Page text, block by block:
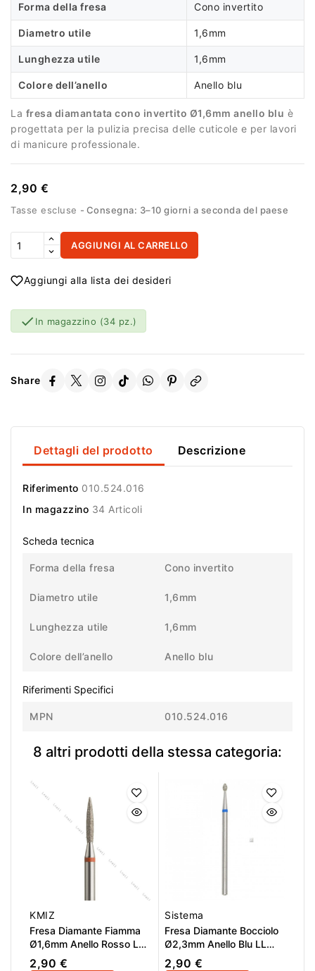
Forma della fresa Cono invertito
Diametro utile 1,6mm
Lunghezza utile 1,6mm
Colore dell’anello Anello blu
La fresa diamantata cono invertito Ø1,6mm anello blu è
progettata per la pulizia precisa delle cuticole e per lavori
di manicure professionale.
2,90 €
Tasse escluse Consegna: 3–10 giorni a seconda del paese
AGGIUNGI AL CARRELLO
Aggiungi alla lista dei desideri
 In magazzino (34 pz.)
Share
Dettagli del prodotto Descrizione
Riferimento 010.524.016
In magazzino 34 Articoli
Scheda tecnica
Forma della fresa Cono invertito
Diametro utile 1,6mm
Lunghezza utile 1,6mm
Colore dell’anello Anello blu
Riferimenti Specifici
MPN 010.524.016
8 altri prodotti della stessa categoria:
KMIZ
Fresa Diamante Fiamma
Ø1,6mm Anello Rosso LL
8,0mm
2,90 €
Sistema
Fresa Diamante Bocciolo
Ø2,3mm Anello Blu LL
5,0mm
2,90 €